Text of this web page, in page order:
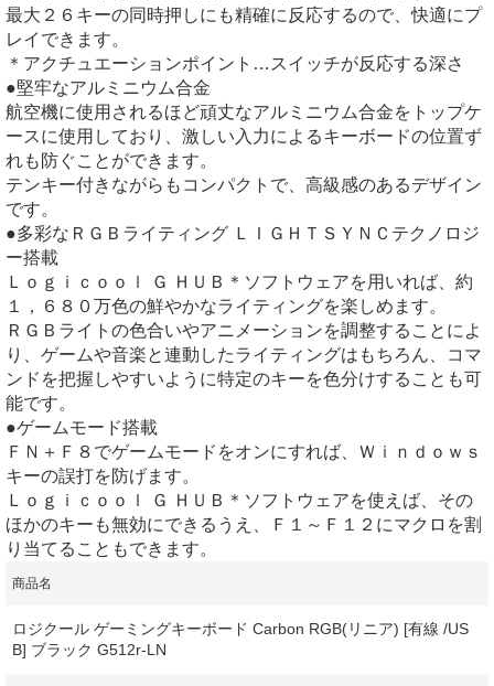
最大２６キーの同時押しにも精確に反応するので、快適にプ
レイできます。
＊アクチュエーションポイント…スイッチが反応する深さ
●堅牢なアルミニウム合金
航空機に使用されるほど頑丈なアルミニウム合金をトップケ
ースに使用しており、激しい入力によるキーボードの位置ず
れも防ぐことができます。
テンキー付きながらもコンパクトで、高級感のあるデザイン
です。
●多彩なＲＧＢライティング ＬＩＧＨＴＳＹＮＣテクノロジ
ー搭載
Ｌｏｇｉｃｏｏｌ Ｇ ＨＵＢ＊ソフトウェアを用いれば、約
１，６８０万色の鮮やかなライティングを楽しめます。
ＲＧＢライトの色合いやアニメーションを調整することによ
り、ゲームや音楽と連動したライティングはもちろん、コマ
ンドを把握しやすいように特定のキーを色分けすることも可
能です。
●ゲームモード搭載
ＦＮ＋Ｆ８でゲームモードをオンにすれば、Ｗｉｎｄｏｗｓ
キーの誤打を防げます。
Ｌｏｇｉｃｏｏｌ Ｇ ＨＵＢ＊ソフトウェアを使えば、その
ほかのキーも無効にできるうえ、Ｆ１～Ｆ１２にマクロを割
り当てることもできます。
商品名
ロジクール ゲーミングキーボード Carbon RGB(リニア) [有線 /US
B] ブラック G512r-LN